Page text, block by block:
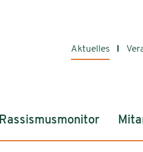
Aktuelles
Rassismusmonitor